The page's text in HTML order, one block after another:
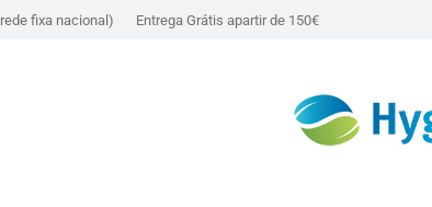
fixa nacional) Entrega Grátis apartir de 150€